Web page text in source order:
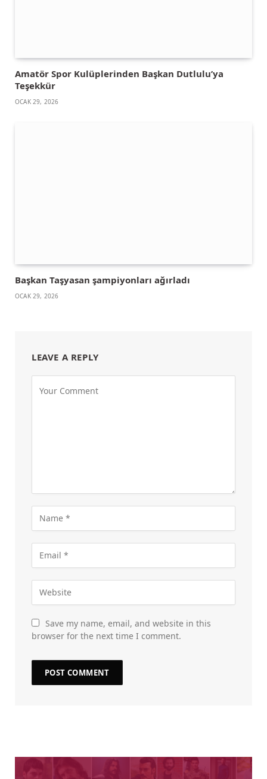
Amatör Spor Kulüplerinden Başkan Dutlulu’ya
Teşekkür
OCAK 29, 2026
Başkan Taşyasan şampiyonları ağırladı
OCAK 29, 2026
LEAVE A REPLY
Save my name, email, and website in this
browser for the next time I comment.